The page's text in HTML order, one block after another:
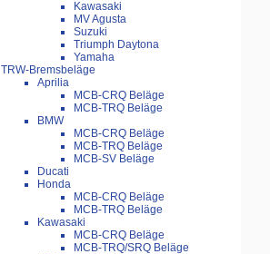
Kawasaki
MV Agusta
Suzuki
Triumph Daytona
Yamaha
TRW-Bremsbeläge
Aprilia
MCB-CRQ Beläge
MCB-TRQ Beläge
BMW
MCB-CRQ Beläge
MCB-TRQ Beläge
MCB-SV Beläge
Ducati
Honda
MCB-CRQ Beläge
MCB-TRQ Beläge
Kawasaki
MCB-CRQ Beläge
MCB-TRQ/SRQ Beläge